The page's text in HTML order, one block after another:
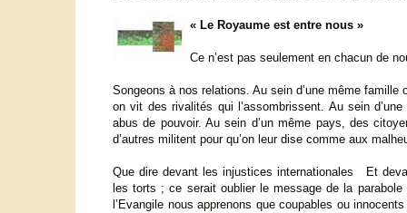
« Le Royaume est entre nous »
Ce n’est pas seulement en chacun de
Songeons à nos relations. Au sein d’une même
on vit des rivalités qui l’assombrissent. Au sein
abus de pouvoir. Au sein d’un même pays, des
d’autres militent pour qu’on leur dise comme aux
Que dire devant les injustices internationales Et
les torts ; ce serait oublier le message de la
l’Evangile nous apprenons que coupables ou